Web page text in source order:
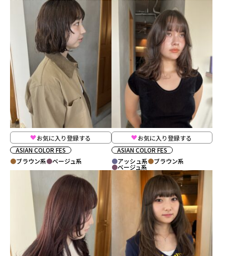
お気に入り登録する
ASIAN COLOR FES
ブラウン系
ベージュ系
お気に入り登録する
ASIAN COLOR FES
アッシュ系
ブラウン系
ベージュ系